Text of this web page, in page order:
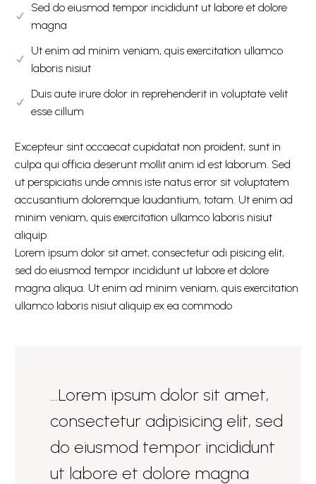
Sed do eiusmod tempor incididunt ut labore et dolore
magna
Ut enim ad minim veniam, quis exercitation ullamco
laboris nisiut
Duis aute irure dolor in reprehenderit in voluptate velit
esse cillum
Excepteur sint occaecat cupidatat non proident, sunt in
culpa qui officia deserunt mollit anim id est laborum. Sed
ut perspiciatis unde omnis iste natus error sit voluptatem
accusantium doloremque laudantium, totam. Ut enim ad
minim veniam, quis exercitation ullamco laboris nisiut
aliquip
Lorem ipsum dolor sit amet, consectetur adi pisicing elit,
sed do eiusmod tempor incididunt ut labore et dolore
magna aliqua. Ut enim ad minim veniam, quis exercitation
ullamco laboris nisiut aliquip ex ea commodo
…Lorem ipsum dolor sit amet,
consectetur adipisicing elit, sed
do eiusmod tempor incididunt
ut labore et dolore magna